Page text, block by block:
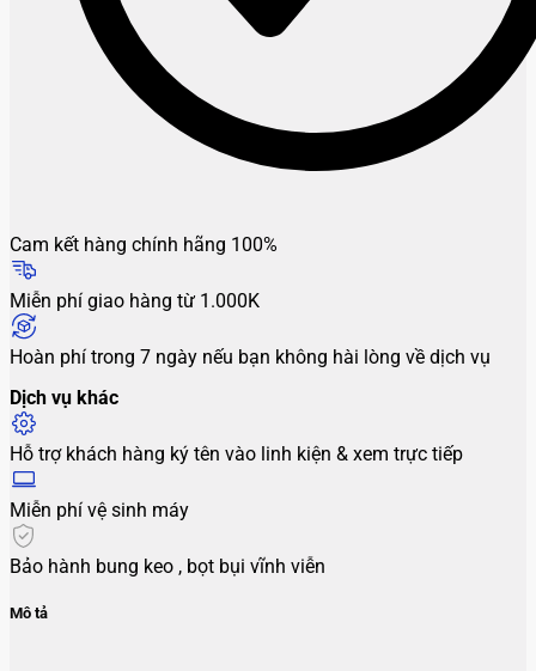
Cam kết hàng chính hãng 100%
Miễn phí giao hàng từ 1.000K
Hoàn phí trong 7 ngày nếu bạn không hài lòng về dịch vụ
Dịch vụ khác
Hỗ trợ khách hàng ký tên vào linh kiện & xem trực tiếp
Miễn phí vệ sinh máy
Bảo hành bung keo , bọt bụi vĩnh viễn
Mô tả